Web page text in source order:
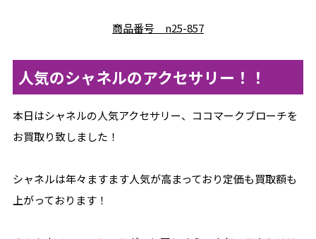
商品番号 n25-857
人気のシャネルのアクセサリー！！
本日はシャネルの人気アクセサリー、ココマークブローチを
お買取り致しました！
シャネルは年々ますます人気が高まっており定価も買取額も
上がっております！